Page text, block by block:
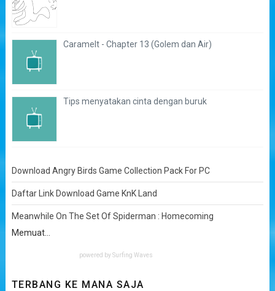
Caramelt - Chapter 13 (Golem dan Air)
Tips menyatakan cinta dengan buruk
Download Angry Birds Game Collection Pack For PC
Daftar Link Download Game KnK Land
Meanwhile On The Set Of Spiderman : Homecoming
Memuat...
powered by Surfing Waves
TERBANG KE MANA SAJA